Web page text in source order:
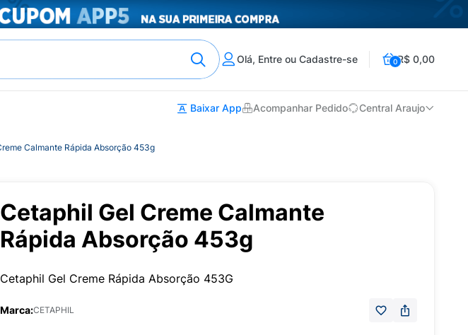
Olá, Entre ou Cadastre-se 0R$ 0,00
Baixar App Acompanhar Pedido Central Araujo
Calmante Rápida Absorção 453g
Cetaphil Gel Creme Calmante
Rápida Absorção 453g
Cetaphil Gel Creme Rápida Absorção 453G
Marca:CETAPHIL